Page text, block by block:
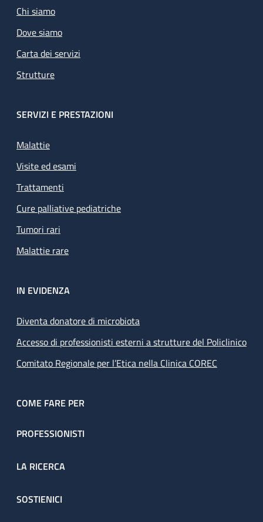
Chi siamo
Dove siamo
Carta dei servizi
Strutture
SERVIZI E PRESTAZIONI
Malattie
Visite ed esami
Trattamenti
Cure palliative pediatriche
Tumori rari
Malattie rare
IN EVIDENZA
Diventa donatore di microbiota
Accesso di professionisti esterni a strutture del Policlinico
Comitato Regionale per l’Etica nella Clinica COREC
COME FARE PER
PROFESSIONISTI
LA RICERCA
SOSTIENICI